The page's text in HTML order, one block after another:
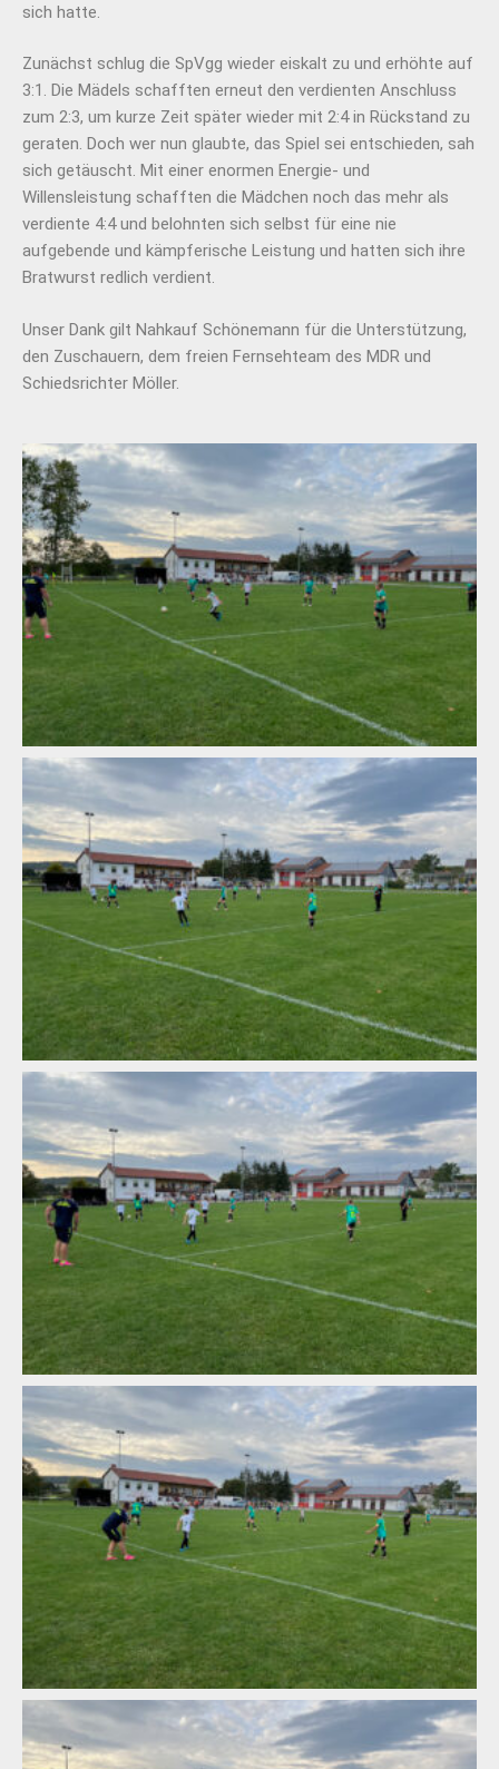
sich hatte.
Zunächst schlug die SpVgg wieder eiskalt zu und erhöhte auf
3:1. Die Mädels schafften erneut den verdienten Anschluss
zum 2:3, um kurze Zeit später wieder mit 2:4 in Rückstand zu
geraten. Doch wer nun glaubte, das Spiel sei entschieden, sah
sich getäuscht. Mit einer enormen Energie- und
Willensleistung schafften die Mädchen noch das mehr als
verdiente 4:4 und belohnten sich selbst für eine nie
aufgebende und kämpferische Leistung und hatten sich ihre
Bratwurst redlich verdient.
Unser Dank gilt Nahkauf Schönemann für die Unterstützung,
den Zuschauern, dem freien Fernsehteam des MDR und
Schiedsrichter Möller.